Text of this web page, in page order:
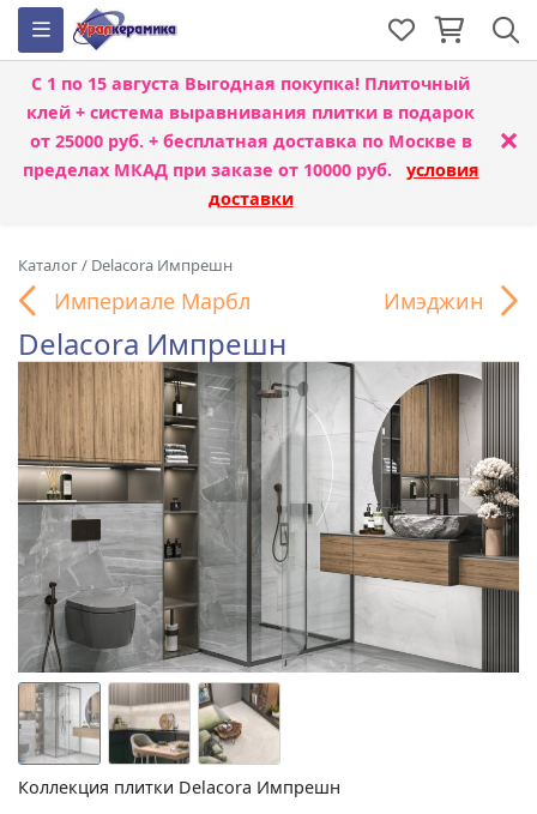
С 1 по 15 августа Выгодная покупка! Плиточный
клей + система выравнивания плитки в подарок
от 25000 руб. + бесплатная доставка по Москве в
пределах МКАД при заказе от 10000 руб. условия
доставки
×
Каталог/ Delacora Импрешн
Империале Марбл Имэджин
Delacora Импрешн
Коллекция плитки Delacora Импрешн